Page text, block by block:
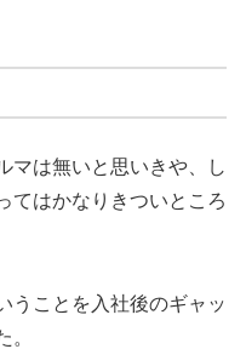
マは無いと思いきや、し
てはかなりきついところ
うことを入社後のギャッ
。